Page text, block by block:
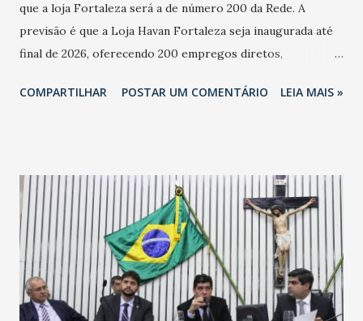
que a loja Fortaleza será a de número 200 da Rede. A
previsão é que a Loja Havan Fortaleza seja inaugurada até
final de 2026, oferecendo 200 empregos diretos,
Havan Fortaleza ainda não foi anunciada oficialmente, mas
COMPARTILHAR POSTAR UM COMENTÁRIO LEIA MAIS »